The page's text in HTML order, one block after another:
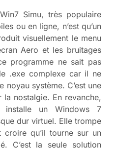
Simu, très populaire
ou en ligne, n’est qu’un
visuellement le menu
Aero et les bruitages
programme ne sait pas
.exe complexe car il ne
noyau système. C’est une
nostalgie. En revanche,
installe un Windows 7
dur virtuel. Elle trompe
qu’il tourne sur un
C’est la seule solution